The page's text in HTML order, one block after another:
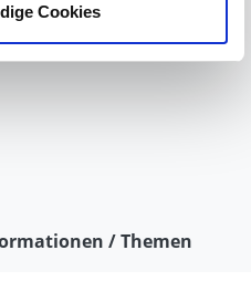
Cookies
/ Themen